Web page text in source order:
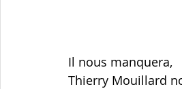
Il nous manquera,
Thierry Mouillard